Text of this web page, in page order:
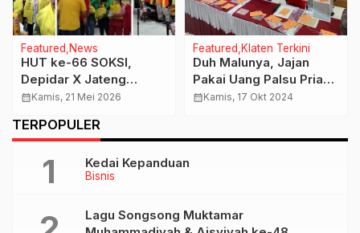
Featured News
HUT ke-66 SOKSI,
Depidar X Jateng
Kuatkan Komitmen
dan Lebih Berdampak
Bagi Masyarakat
calendar_monthKamis, 21 Mei 2026
Featured Klaten Terkini
Duh Malunya, Jajan
Pakai Uang Palsu Pria
Asal Bogor Ditangkap
calendar_monthKamis, 17 Okt 2024
TERPOPULER
Bisnis
Kedai Kepanduan
Lagu Songsong Muktamar